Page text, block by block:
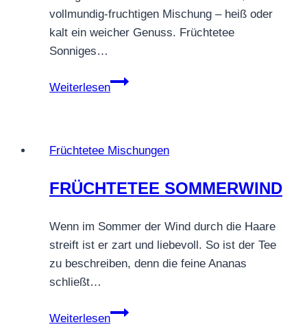
vollmundig-fruchtigen Mischung – heiß oder
kalt ein weicher Genuss. Früchtetee
Sonniges…
Weiterlesen
Früchtetee
fruchtig
wie
goldener
Nachmittag
Früchtetee Mischungen
FRÜCHTETEE SOMMERWIND
Wenn im Sommer der Wind durch die Haare
streift ist er zart und liebevoll. So ist der Tee
zu beschreiben, denn die feine Ananas
schließt…
Weiterlesen
FRÜCHTETEE